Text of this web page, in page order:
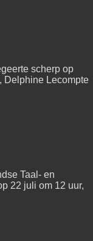
scherp op
Delphine Lecompte
Taal- en
22 juli om 12 uur,